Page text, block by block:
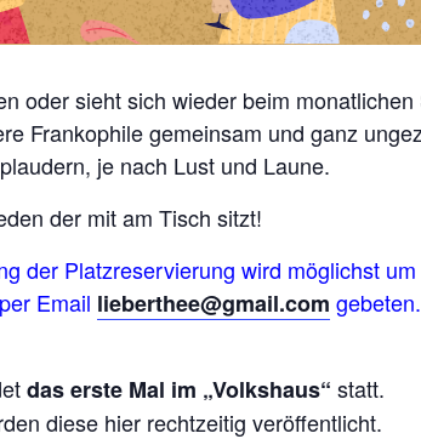
oder sieht sich wieder beim
Frankophile gemeinsam und ganz
je nach Lust und Laune.
der mit am Tisch sitzt!
der Platzreservierung wird möglichst
Email lieberthee@gmail.com
das erste Mal im „Volkshaus“ statt.
diese hier rechtzeitig veröffentlicht.